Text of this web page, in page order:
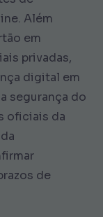
Além
em
privadas,
digital em
segurança do
oficiais da
de